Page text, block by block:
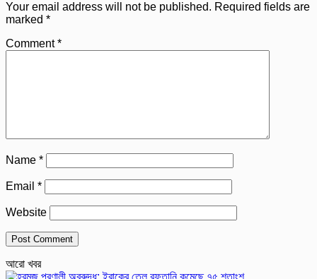
Your email address will not be published. Required fields are
marked *
Comment*
Name *
Email *
Website
আরো খবর